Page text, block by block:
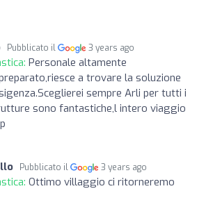
Pubblicato il 3 years ago
Personale altamente
a trovare la soluzione
sempre Arli per tutti i
sono fantastiche,l intero viaggio
Pubblicato il 3 years ago
Ottimo villaggio ci ritorneremo